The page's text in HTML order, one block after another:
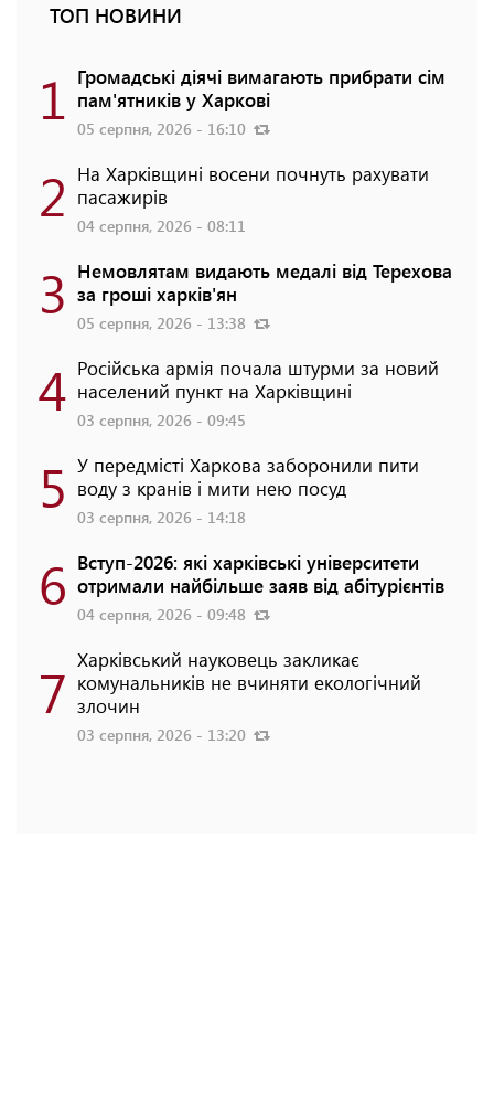
ТОП НОВИНИ
1 Громадські діячі вимагають прибрати сім
пам'ятників у Харкові
05 серпня, 2026 - 16:10
2 На Харківщині восени почнуть рахувати
пасажирів
04 серпня, 2026 - 08:11
3 Немовлятам видають медалі від Терехова
за гроші харків'ян
05 серпня, 2026 - 13:38
4 Російська армія почала штурми за новий
населений пункт на Харківщині
03 серпня, 2026 - 09:45
5 У передмісті Харкова заборонили пити
воду з кранів і мити нею посуд
03 серпня, 2026 - 14:18
6 Вступ-2026: які харківські університети
отримали найбільше заяв від абітурієнтів
04 серпня, 2026 - 09:48
7 Харківський науковець закликає
комунальників не вчиняти екологічний
злочин
03 серпня, 2026 - 13:20